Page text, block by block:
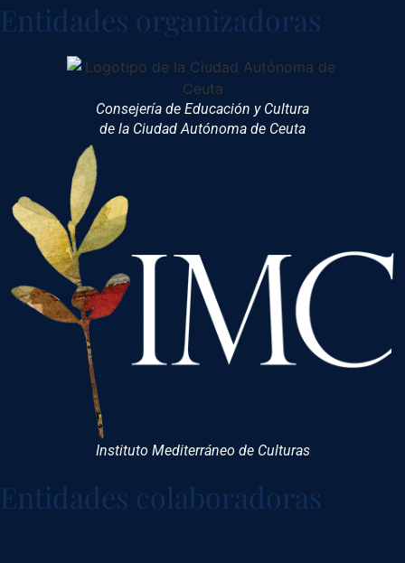
Entidades organizadoras
Consejería de Educación y Cultura
de la Ciudad Autónoma de Ceuta
Instituto Mediterráneo de Culturas
Entidades colaboradoras